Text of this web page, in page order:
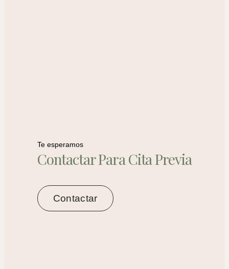
Te esperamos
Contactar Para Cita Previa
Contactar